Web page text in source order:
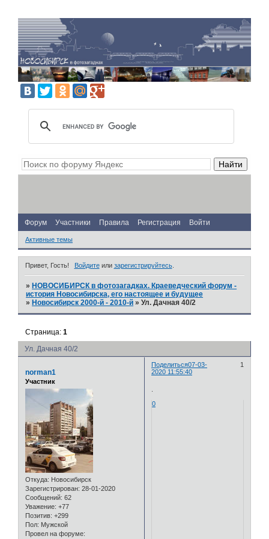
Форум Участники Правила Регистрация Войти
Активные темы
Привет, Гость! Войдитеили зарегистрируйтесь.
» НОВОСИБИРСК в фотозагадках. Краеведческий форум -
история Новосибирска, его настоящее и будущее
» Новосибирск 2000-й - 2010-й »Ул. Дачная 40/2
Ул. Дачная 40/2
Страница:1
Поделиться 1
07-03-
2020 11:55:40
norman1
Участник
Откуда: Новосибирск
Зарегистрирован: 28-01-2020
Сообщений: 62
Уважение: +77
Позитив: +299
Пол: Мужской
Провел на форуме:
0